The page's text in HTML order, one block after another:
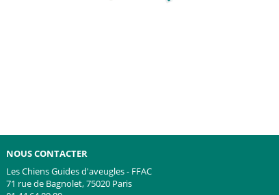
NOUS CONTACTER
Les Chiens Guides d'aveugles - FFAC
71 rue de Bagnolet, 75020 Paris